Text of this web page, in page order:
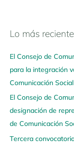
Lo más reciente
El Consejo de
para la integración
Comunicación Social
El Consejo de
designación de
de Comunicación
Tercera
N
v
e
g
a
a
q
u